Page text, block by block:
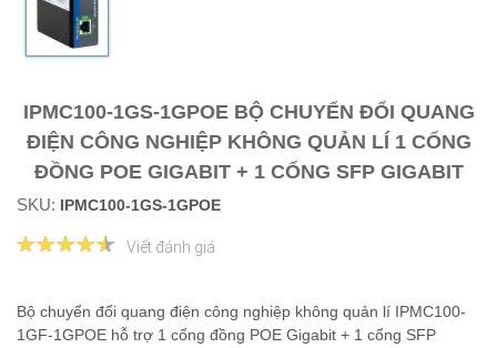
IPMC100-1GS-1GPOE BỘ CHUYỂN ĐỔI QUANG
ĐIỆN CÔNG NGHIỆP KHÔNG QUẢN LÍ 1 CỔNG
ĐỒNG POE GIGABIT + 1 CỔNG SFP GIGABIT
SKU: IPMC100-1GS-1GPOE
Viết đánh giá
Bộ chuyển đổi quang điện công nghiệp không quản lí IPMC100-
1GF-1GPOE hỗ trợ 1 cổng đồng POE Gigabit + 1 cổng SFP